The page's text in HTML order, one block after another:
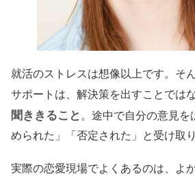
就活のストレスは想像以上です。そ
サポートは、解決策を出すことではな
聞ききること 。途中で自分の意見を
められた」「否定された」と受け取
実際の恋愛現場でよくあるのは、よ